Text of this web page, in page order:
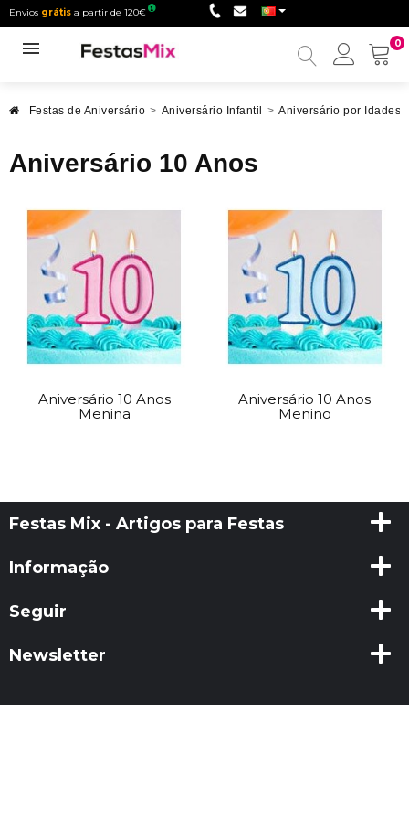
Envios grátis a partir de 120€
0
Minha
Festas de Aniversário > Aniversário Infantil > Aniversário por Idades
Aniversário 10 Anos
Aniversário 10 Anos
Menina
Aniversário 10 Anos
Menino
Festas Mix - Artigos para Festas
Informação
Seguir
Newsletter